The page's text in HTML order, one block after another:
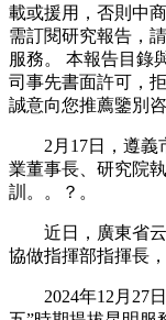
載或援用，否則中
需訂閱研究報告，
服務。 本報告目錄
司事先書面許可，
誠意向您推薦鑒別
2月17日，遵義市
業董事長、研究院
訓。。？。
近日，廣東省云
協做指揮部指揮長
2024年12月27日